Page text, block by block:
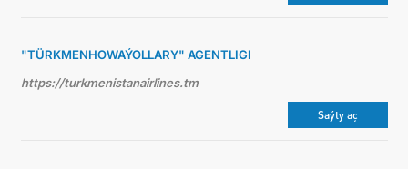
"TÜRKMENHOWAÝOLLARY" AGENTLIGI
https://turkmenistanairlines.tm
Saýty aç